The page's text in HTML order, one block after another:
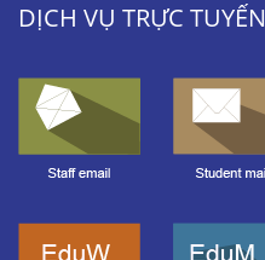
DỊCH VỤ TRỰC TUYẾN